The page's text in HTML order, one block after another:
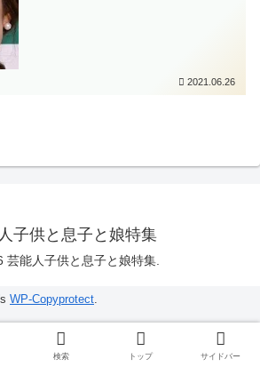
2021.06.26
子供と息子と娘特集
芸能人子供と息子と娘特集.
検索 トップ サイドバー
WP-Copyprotect